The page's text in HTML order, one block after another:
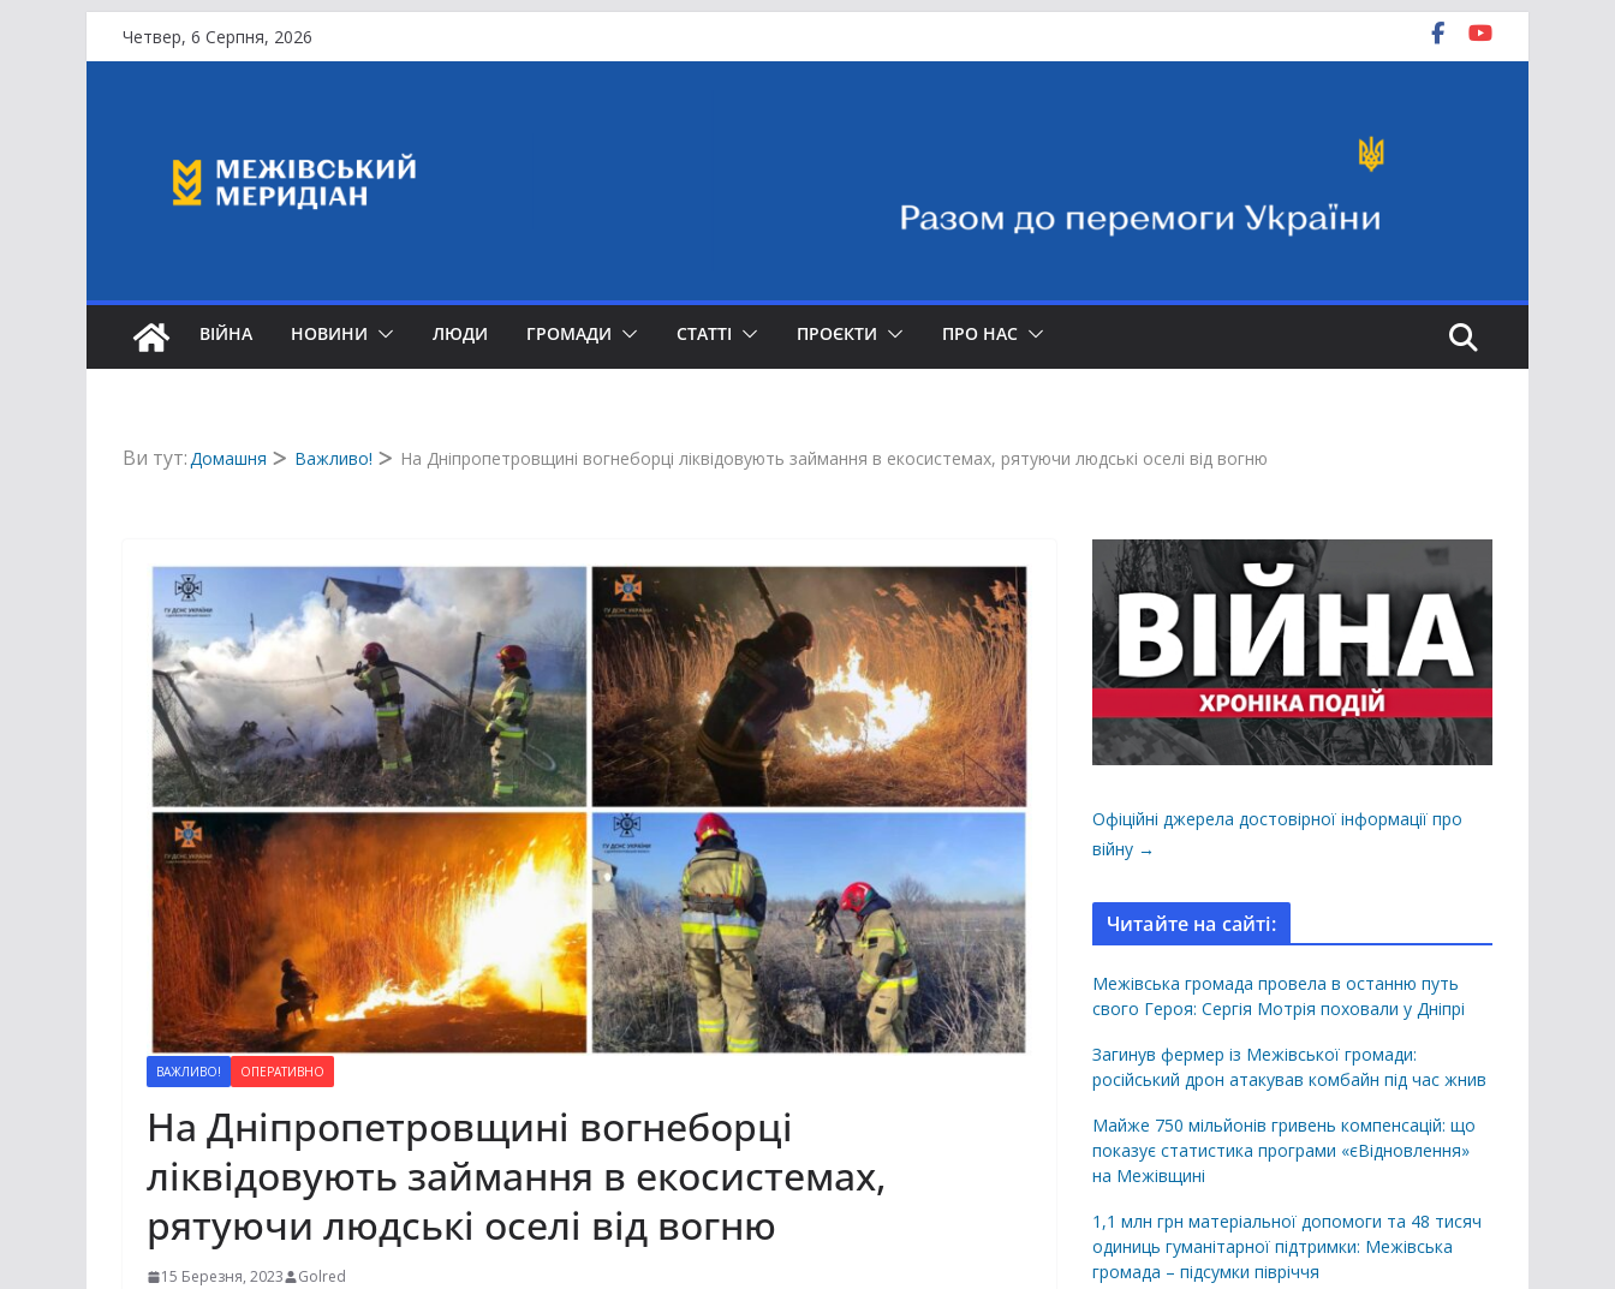
Перейти
до
Четвер, 6 Серпня, 2026
ВІЙНА НОВИНИ ЛЮДИ ГРОМАДИ СТАТТІ ПРОЄКТИ ПРО НАС
Ви тут:Домашня Важливо! На Дніпропетровщині вогнеборці ліквідовують займання в екосистемах, рятуючи людські оселі від вогню
ВАЖЛИВО! ОПЕРАТИВНО
На Дніпропетровщині вогнеборці
ліквідовують займання в екосистемах,
рятуючи людські оселі від вогню
15 Березня, 2023 Golred
Офіційні джерела достовірної інформації про
війну →
Читайте на сайті:
Межівська громада провела в останню путь
свого Героя: Сергія Мотрія поховали у Дніпрі
Загинув фермер із Межівської громади:
російський дрон атакував комбайн під час жнив
Майже 750 мільйонів гривень компенсацій: що
показує статистика програми «єВідновлення»
на Межівщині
1,1 млн грн матеріальної допомоги та 48 тисяч
одиниць гуманітарної підтримки: Межівська
громада – підсумки півріччя